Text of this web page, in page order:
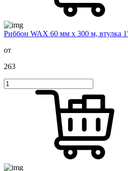
Риббон WAX 60 мм х 300 м, втулка
от
263